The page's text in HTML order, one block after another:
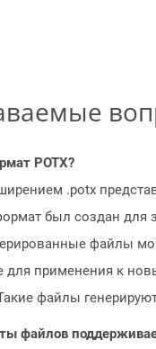
POTX?
.potx
был создан для
файлы
для применения к
файлы
файлов